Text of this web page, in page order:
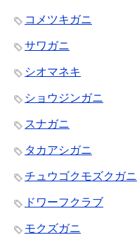
コメツキガニ
サワガニ
シオマネキ
ショウジンガニ
スナガニ
タカアシガニ
チュウゴクモズクガニ
ドワーフクラブ
モクズガニ